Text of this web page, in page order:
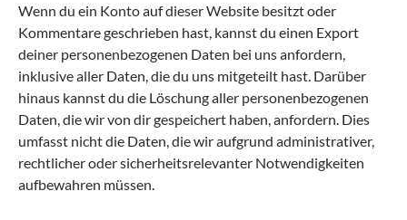
Wenn du ein Konto auf dieser Website besitzt oder
Kommentare geschrieben hast, kannst du einen Export
deiner personenbezogenen Daten bei uns anfordern,
inklusive aller Daten, die du uns mitgeteilt hast. Darüber
hinaus kannst du die Löschung aller personenbezogenen
Daten, die wir von dir gespeichert haben, anfordern. Dies
umfasst nicht die Daten, die wir aufgrund administrativer,
rechtlicher oder sicherheitsrelevanter Notwendigkeiten
aufbewahren müssen.